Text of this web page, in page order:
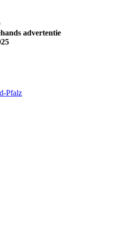
advertentie
Pfalz